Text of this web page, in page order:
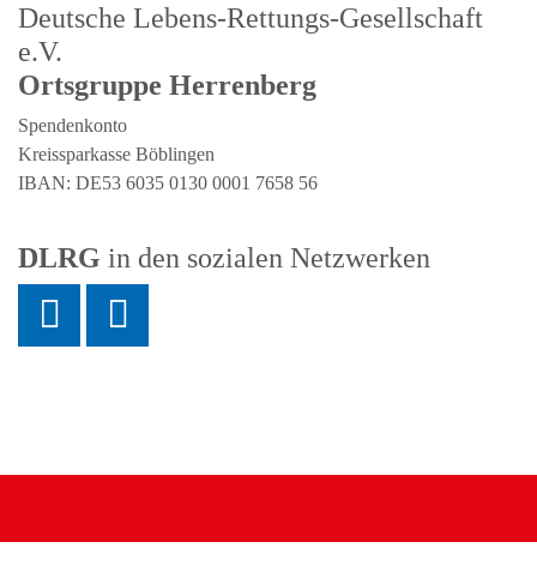
Deutsche Lebens-Rettungs-Gesellschaft
e.V.
Ortsgruppe Herrenberg
Spendenkonto
Kreissparkasse Böblingen
IBAN: DE53 6035 0130 0001 7658 56
DLRG in den sozialen Netzwerken